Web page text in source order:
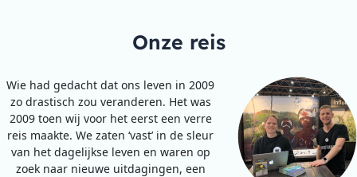
Onze reis
Wie had gedacht dat ons leven in 2009
zo drastisch zou veranderen. Het was
2009 toen wij voor het eerst een verre
reis maakte. We zaten ‘vast’ in de sleur
van het dagelijkse leven en waren op
zoek naar nieuwe uitdagingen, een